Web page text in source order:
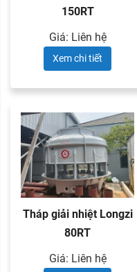
150RT
Giá: Liên hệ
Xem chi tiết
Tháp giải nhiệt Longzi
80RT
Giá: Liên hệ